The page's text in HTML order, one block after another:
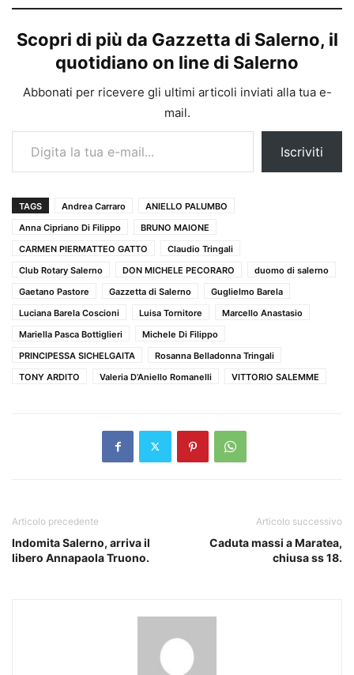
Scopri di più da Gazzetta di Salerno, il
quotidiano on line di Salerno
Abbonati per ricevere gli ultimi articoli inviati alla tua e-
mail.
Digita la tua e-mail...
Iscriviti
TAGS Andrea Carraro
ANIELLO PALUMBO
Anna Cipriano Di Filippo
BRUNO MAIONE
CARMEN PIERMATTEO GATTO
Claudio Tringali
Club Rotary Salerno
DON MICHELE PECORARO
duomo di salerno
Gaetano Pastore
Gazzetta di Salerno
Guglielmo Barela
Luciana Barela Coscioni
Luisa Tornitore
Marcello Anastasio
Mariella Pasca Bottiglieri
Michele Di Filippo
PRINCIPESSA SICHELGAITA
Rosanna Belladonna Tringali
TONY ARDITO
Valeria D’Aniello Romanelli VITTORIO SALEMME
Articolo precedente
Indomita Salerno, arriva il
libero Annapaola Truono.
Articolo successivo
Caduta massi a Maratea,
chiusa ss 18.